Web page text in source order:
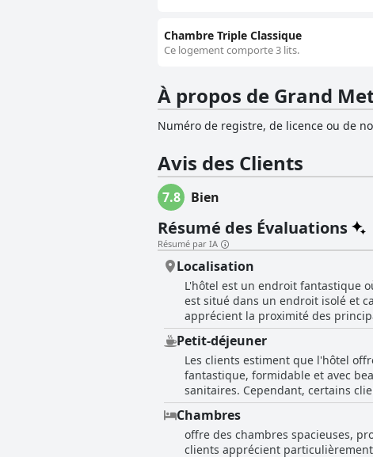
Chambre Triple Classique
Ce logement comporte 3 lits.
À propos de Grand
Numéro de registre, de licence ou de
Avis des Clients
7.8 Bien
Résumé des Évaluations
Résumé par IA
Localisation
L'hôtel est un endroit fantastique
est situé dans un endroit isolé et
apprécient la proximité des
personnel et les excellentes
imbattable, les clients
familles ou une escapade
depuis les balcons des chambres
couper le souffle compense
Petit-déjeuner
Les clients estiment que l'hôtel
fantastique, formidable et avec
sanitaires. Cependant, certains
n'étaient pas frais ou faits
déjeuner et la recommandent
Chambres
offre des chambres spacieuses,
clients apprécient